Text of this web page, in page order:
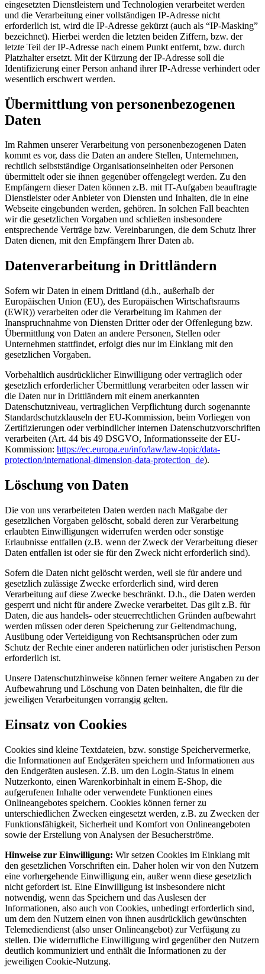
eingesetzten Dienstleistern und Technologien verarbeitet werden
und die Verarbeitung einer vollständigen IP-Adresse nicht
erforderlich ist, wird die IP-Adresse gekürzt (auch als “IP-Masking”
bezeichnet). Hierbei werden die letzten beiden Ziffern, bzw. der
letzte Teil der IP-Adresse nach einem Punkt entfernt, bzw. durch
Platzhalter ersetzt. Mit der Kürzung der IP-Adresse soll die
Identifizierung einer Person anhand ihrer IP-Adresse verhindert oder
wesentlich erschwert werden.
Übermittlung von personenbezogenen
Daten
Im Rahmen unserer Verarbeitung von personenbezogenen Daten
kommt es vor, dass die Daten an andere Stellen, Unternehmen,
rechtlich selbstständige Organisationseinheiten oder Personen
übermittelt oder sie ihnen gegenüber offengelegt werden. Zu den
Empfängern dieser Daten können z.B. mit IT-Aufgaben beauftragte
Dienstleister oder Anbieter von Diensten und Inhalten, die in eine
Webseite eingebunden werden, gehören. In solchen Fall beachten
wir die gesetzlichen Vorgaben und schließen insbesondere
entsprechende Verträge bzw. Vereinbarungen, die dem Schutz Ihrer
Daten dienen, mit den Empfängern Ihrer Daten ab.
Datenverarbeitung in Drittländern
Sofern wir Daten in einem Drittland (d.h., außerhalb der
Europäischen Union (EU), des Europäischen Wirtschaftsraums
(EWR)) verarbeiten oder die Verarbeitung im Rahmen der
Inanspruchnahme von Diensten Dritter oder der Offenlegung bzw.
Übermittlung von Daten an andere Personen, Stellen oder
Unternehmen stattfindet, erfolgt dies nur im Einklang mit den
gesetzlichen Vorgaben.
Vorbehaltlich ausdrücklicher Einwilligung oder vertraglich oder
gesetzlich erforderlicher Übermittlung verarbeiten oder lassen wir
die Daten nur in Drittländern mit einem anerkannten
Datenschutzniveau, vertraglichen Verpflichtung durch sogenannte
Standardschutzklauseln der EU-Kommission, beim Vorliegen von
Zertifizierungen oder verbindlicher internen Datenschutzvorschriften
verarbeiten (Art. 44 bis 49 DSGVO, Informationsseite der EU-
Kommission: https://ec.europa.eu/info/law/law-topic/data-
protection/international-dimension-data-protection_de).
Löschung von Daten
Die von uns verarbeiteten Daten werden nach Maßgabe der
gesetzlichen Vorgaben gelöscht, sobald deren zur Verarbeitung
erlaubten Einwilligungen widerrufen werden oder sonstige
Erlaubnisse entfallen (z.B. wenn der Zweck der Verarbeitung dieser
Daten entfallen ist oder sie für den Zweck nicht erforderlich sind).
Sofern die Daten nicht gelöscht werden, weil sie für andere und
gesetzlich zulässige Zwecke erforderlich sind, wird deren
Verarbeitung auf diese Zwecke beschränkt. D.h., die Daten werden
gesperrt und nicht für andere Zwecke verarbeitet. Das gilt z.B. für
Daten, die aus handels- oder steuerrechtlichen Gründen aufbewahrt
werden müssen oder deren Speicherung zur Geltendmachung,
Ausübung oder Verteidigung von Rechtsansprüchen oder zum
Schutz der Rechte einer anderen natürlichen oder juristischen Person
erforderlich ist.
Unsere Datenschutzhinweise können ferner weitere Angaben zu der
Aufbewahrung und Löschung von Daten beinhalten, die für die
jeweiligen Verarbeitungen vorrangig gelten.
Einsatz von Cookies
Cookies sind kleine Textdateien, bzw. sonstige Speichervermerke,
die Informationen auf Endgeräten speichern und Informationen aus
den Endgeräten auslesen. Z.B. um den Login-Status in einem
Nutzerkonto, einen Warenkorbinhalt in einem E-Shop, die
aufgerufenen Inhalte oder verwendete Funktionen eines
Onlineangebotes speichern. Cookies können ferner zu
unterschiedlichen Zwecken eingesetzt werden, z.B. zu Zwecken der
Funktionsfähigkeit, Sicherheit und Komfort von Onlineangeboten
sowie der Erstellung von Analysen der Besucherströme.
Hinweise zur Einwilligung: Wir setzen Cookies im Einklang mit
den gesetzlichen Vorschriften ein. Daher holen wir von den Nutzern
eine vorhergehende Einwilligung ein, außer wenn diese gesetzlich
nicht gefordert ist. Eine Einwilligung ist insbesondere nicht
notwendig, wenn das Speichern und das Auslesen der
Informationen, also auch von Cookies, unbedingt erforderlich sind,
um dem den Nutzern einen von ihnen ausdrücklich gewünschten
Telemediendienst (also unser Onlineangebot) zur Verfügung zu
stellen. Die widerrufliche Einwilligung wird gegenüber den Nutzern
deutlich kommuniziert und enthält die Informationen zu der
jeweiligen Cookie-Nutzung.